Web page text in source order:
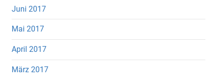
Juni 2017
Mai 2017
April 2017
März 2017